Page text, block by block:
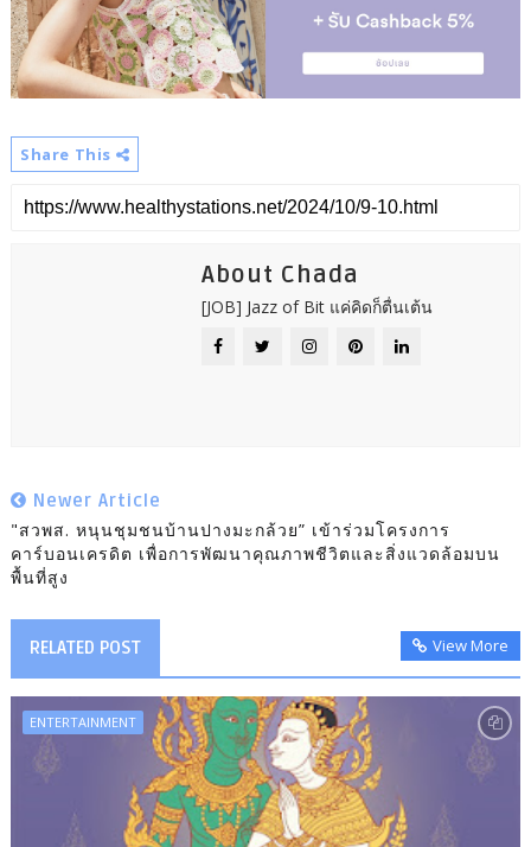
Share This
About Chada
[JOB] Jazz of Bit แค่คิดก็ตื่นเต้น
Newer Article
"สวพส. หนุนชุมชนบ้านปางมะกล้วย” เข้าร่วมโครงการ
คาร์บอนเครดิต เพื่อการพัฒนาคุณภาพชีวิตและสิ่งแวดล้อมบน
พื้นที่สูง
RELATED POST View More
ENTERTAINMENT